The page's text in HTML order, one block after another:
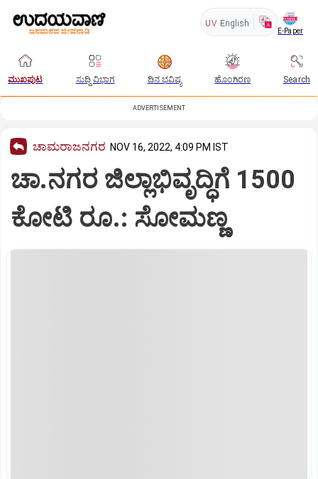
UV English
E-Paper
ಮುಖಪುಟ ಸುದ್ದಿ ವಿಭಾಗ ದಿನ ಭವಿಷ್ಯ ಹೊಂಗಿರಣ Search
ADVERTISEMENT
ಚಾಮರಾಜನಗರ NOV 16, 2022, 4:09 PM IST
ಚಾ.ನಗರ ಜಿಲ್ಲಾಭಿವೃದ್ಧಿಗೆ 1500
ಕೋಟಿ ರೂ.: ಸೋಮಣ್ಣ